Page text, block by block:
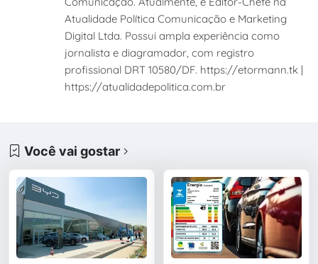
Atualidade Política Comunicação e Marketing
Digital Ltda. Possui ampla experiência como
jornalista e diagramador, com registro
profissional DRT 10580/DF. https://etormann.tk |
https://atualidadepolitica.com.br
Você vai gostar